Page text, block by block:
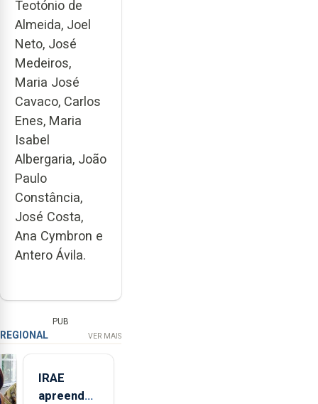
Teotónio de
Almeida, Joel
Neto, José
Medeiros,
Maria José
Cavaco, Carlos
Enes, Maria
Isabel
Albergaria, João
Paulo
Constância,
José Costa,
Ana Cymbron e
Antero Ávila.
PUB
REGIONAL VER MAIS
IRAE
apreendeu